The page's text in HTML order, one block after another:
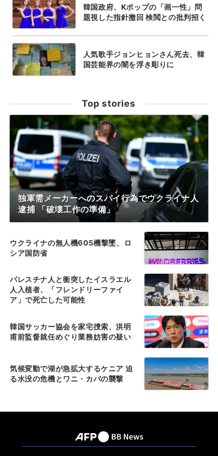
韓国政府、Kポップの「画一性」問
題視した指針撤回 検閲との批判招く
人気歌手ジョンヒョンさん死去、韓
国芸能界の闇を浮き彫りに
Top stories
独軍需メーカーへのスパイ行為でウクライナ人
逮捕 「破壊工作の準備」
ウクライナの無人機605機撃墜、ロ
シア国防省
パレスチナ人と衝突したイスラエル
人入植者、「フレンドリーファイ
ア」で死亡した可能性
韓国サッカー協会を家宅捜索、洪明
甫前監督就任めぐり業務妨害の疑い
気候変動で湖が急拡大するケニア 迫
る水没の危機とワニ・カバの襲撃